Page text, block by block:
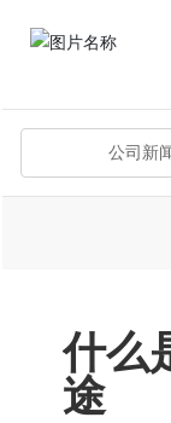
公司新
什么
途